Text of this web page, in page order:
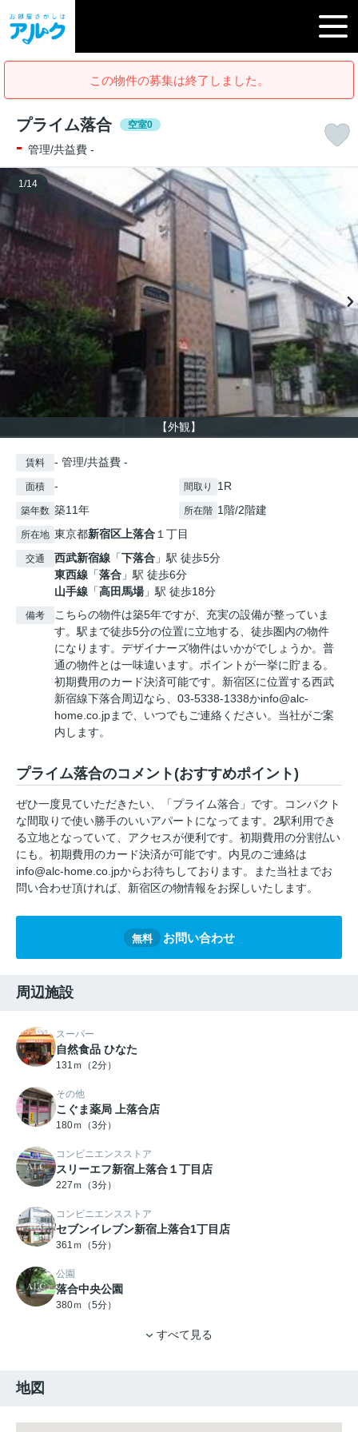
この物件の募集は終了しました。
プライム落合 空室0
- 管理/共益費 -
【外観】
1 /14
賃料 - 管理/共益費 -
面積 - 間取り 1R
築年数 築11年 所在階 1階/2階建
所在地 東京都新宿区 上落合 １丁目
交通 西武新宿線 「下落合 」駅 徒歩5分
東西線 「落合 」駅 徒歩6分
山手線 「高田馬場」駅 徒歩18分
備考
こちらの物件は築5年ですが、充実の設備が整っていま
す。駅まで徒歩5分の位置に立地する、徒歩圏内の物件
になります。デザイナーズ物件はいかがでしょうか。普
通の物件とは一味違います。ポイントが一挙に貯まる。
初期費用のカード決済可能です。新宿区に位置する西武
新宿線下落合周辺なら、03-5338-1338かinfo@alc-
home.co.jpまで、いつでもご連絡ください。当社がご案
内します。
プライム落合のコメント(おすすめポイント)
ぜひ一度見ていただきたい、「プライム落合」です。コンパクト
な間取りで使い勝手のいいアパートになってます。2駅利用でき
る立地となっていて、アクセスが便利です。初期費用の分割払い
にも。初期費用のカード決済が可能です。内見のご連絡は
info@alc-home.co.jpからお待ちしております。また当社までお
問い合わせ頂ければ、新宿区の物情報をお探しいたします。
無料 お問い合わせ
周辺施設
スーパー
自然食品 ひなた
131ｍ（2分）
その他
こぐま薬局 上落合店
180ｍ（3分）
コンビニエンスストア
スリーエフ新宿上落合１丁目店
227ｍ（3分）
コンビニエンスストア
セブンイレブン新宿上落合1丁目店
361ｍ（5分）
公園
落合中央公園
380ｍ（5分）
すべて見る
地図